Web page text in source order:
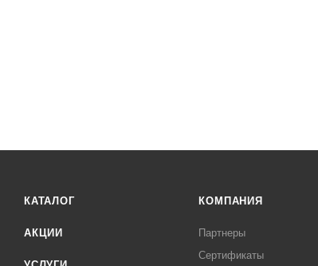
КАТАЛОГ
АКЦИИ
КОМПАНИЯ
Партнеры
Сертификаты